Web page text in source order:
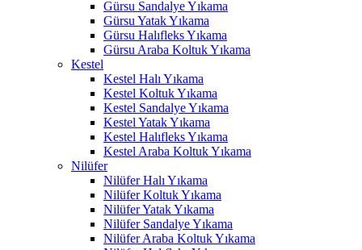
Gürsu Sandalye Yıkama
Gürsu Yatak Yıkama
Gürsu Halıfleks Yıkama
Gürsu Araba Koltuk Yıkama
Kestel
Kestel Halı Yıkama
Kestel Koltuk Yıkama
Kestel Sandalye Yıkama
Kestel Yatak Yıkama
Kestel Halıfleks Yıkama
Kestel Araba Koltuk Yıkama
Nilüfer
Nilüfer Halı Yıkama
Nilüfer Koltuk Yıkama
Nilüfer Yatak Yıkama
Nilüfer Sandalye Yıkama
Nilüfer Araba Koltuk Yıkama